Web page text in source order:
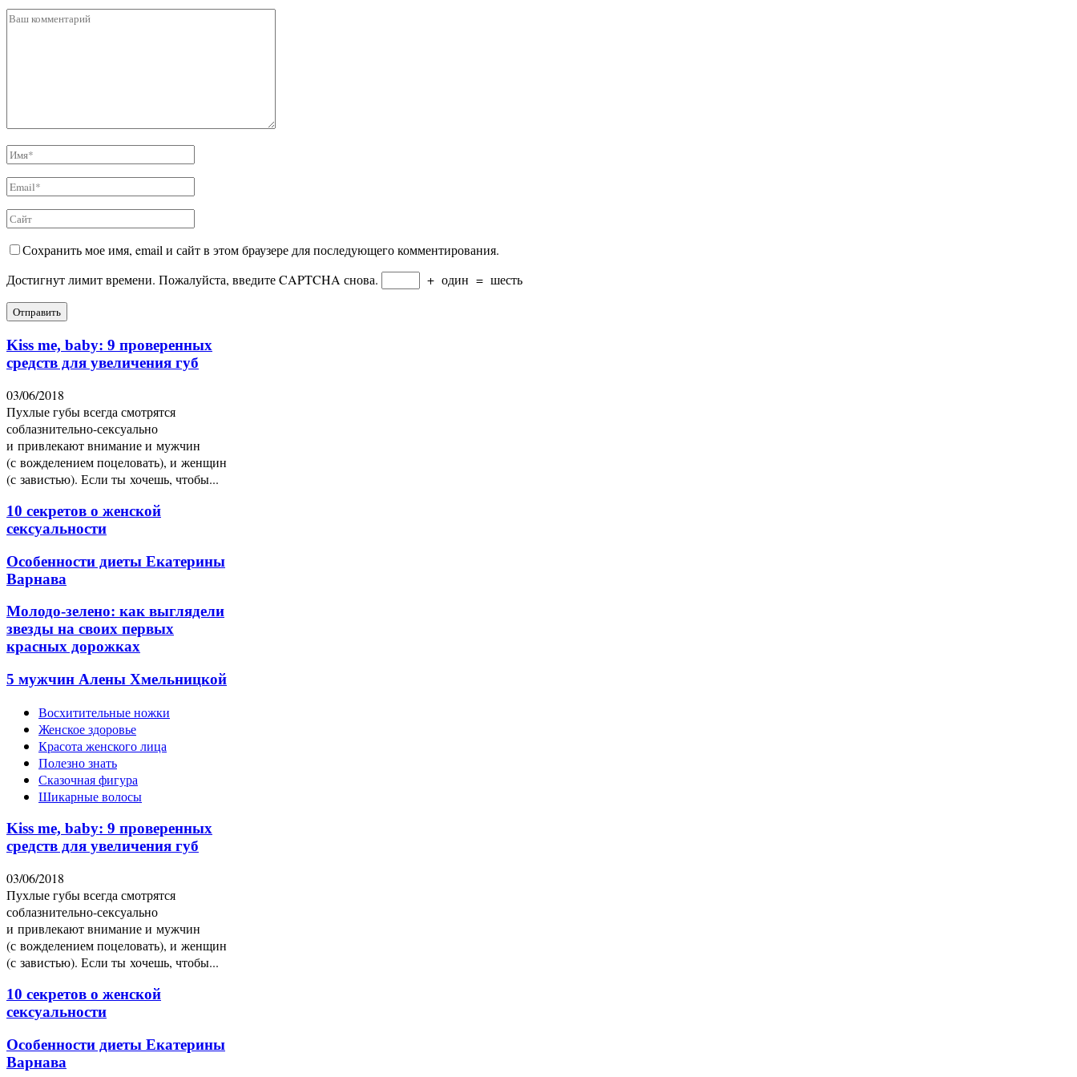
Сохранить мое имя, email и сайт в этом браузере для последующего комментирования.
Достигнут лимит времени. Пожалуйста, введите CAPTCHA снова.
+ один = шесть
Kiss me, baby: 9 проверенных
средств для увеличения губ
03/06/2018
Пухлые губы всегда смотрятся
соблазнительно-сексуально
и привлекают внимание и мужчин
(с вожделением поцеловать), и женщин
(с завистью). Если ты хочешь, чтобы...
10 секретов о женской
сексуальности
Особенности диеты Екатерины
Варнава
Молодо-зелено: как выглядели
звезды на своих первых
красных дорожках
5 мужчин Алены Хмельницкой
Восхитительные ножки
Женское здоровье
Красота женского лица
Полезно знать
Сказочная фигура
Шикарные волосы
Kiss me, baby: 9 проверенных
средств для увеличения губ
03/06/2018
Пухлые губы всегда смотрятся
соблазнительно-сексуально
и привлекают внимание и мужчин
(с вожделением поцеловать), и женщин
(с завистью). Если ты хочешь, чтобы...
10 секретов о женской
сексуальности
Особенности диеты Екатерины
Варнава